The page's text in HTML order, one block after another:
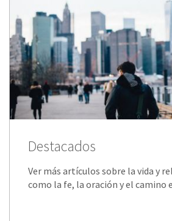
Destacados
Ver más artículos sobre la vida y
como la fe, la oración y el camino